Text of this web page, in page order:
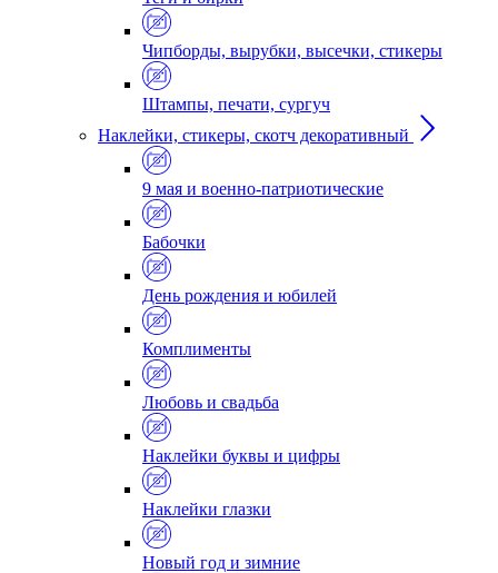
Чипборды, вырубки, высечки, стикеры
Штампы, печати, сургуч
Наклейки, стикеры, скотч декоративный
9 мая и военно-патриотические
Бабочки
День рождения и юбилей
Комплименты
Любовь и свадьба
Наклейки буквы и цифры
Наклейки глазки
Новый год и зимние